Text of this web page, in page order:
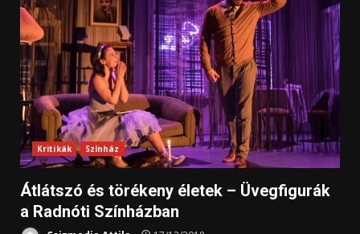
Kritikák Színház
Átlátszó és törékeny életek – Üvegfigurák
a Radnóti Színházban